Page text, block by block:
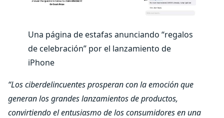
Una página de estafas anunciando “regalos
de celebración” por el lanzamiento de
iPhone
“Los ciberdelincuentes prosperan con la emoción que
generan los grandes lanzamientos de productos,
convirtiendo el entusiasmo de los consumidores en una